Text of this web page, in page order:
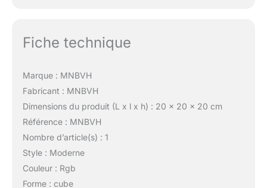
Fiche technique
Marque : MNBVH
Fabricant : MNBVH
Dimensions du produit (L x l x h) : 20 x 20 x 20 cm
Référence : MNBVH
Nombre d’article(s) : 1
Style : Moderne
Couleur : Rgb
Forme : cube